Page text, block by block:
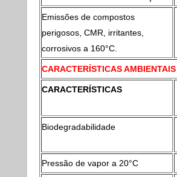
Emissões de compostos
perigosos, CMR, irritantes,
corrosivos a 160°C.
CARACTERÍSTICAS AMBIENTAIS
CARACTERÍSTICAS
Biodegradabilidade
Pressão de vapor a 20°C